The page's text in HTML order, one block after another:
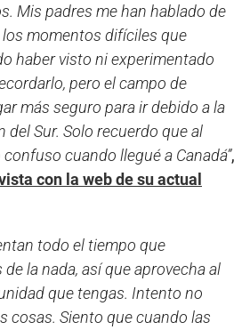
Mis padres me han hablado de
momentos difíciles que
haber visto ni experimentado
pero el campo de
más seguro para ir debido a la
del Sur. Solo recuerdo que al
cuando llegué a Canadá”,
con la web de su actual
todo el tiempo que
la nada, así que aprovecha al
que tengas. Intento no
cosas. Siento que cuando las